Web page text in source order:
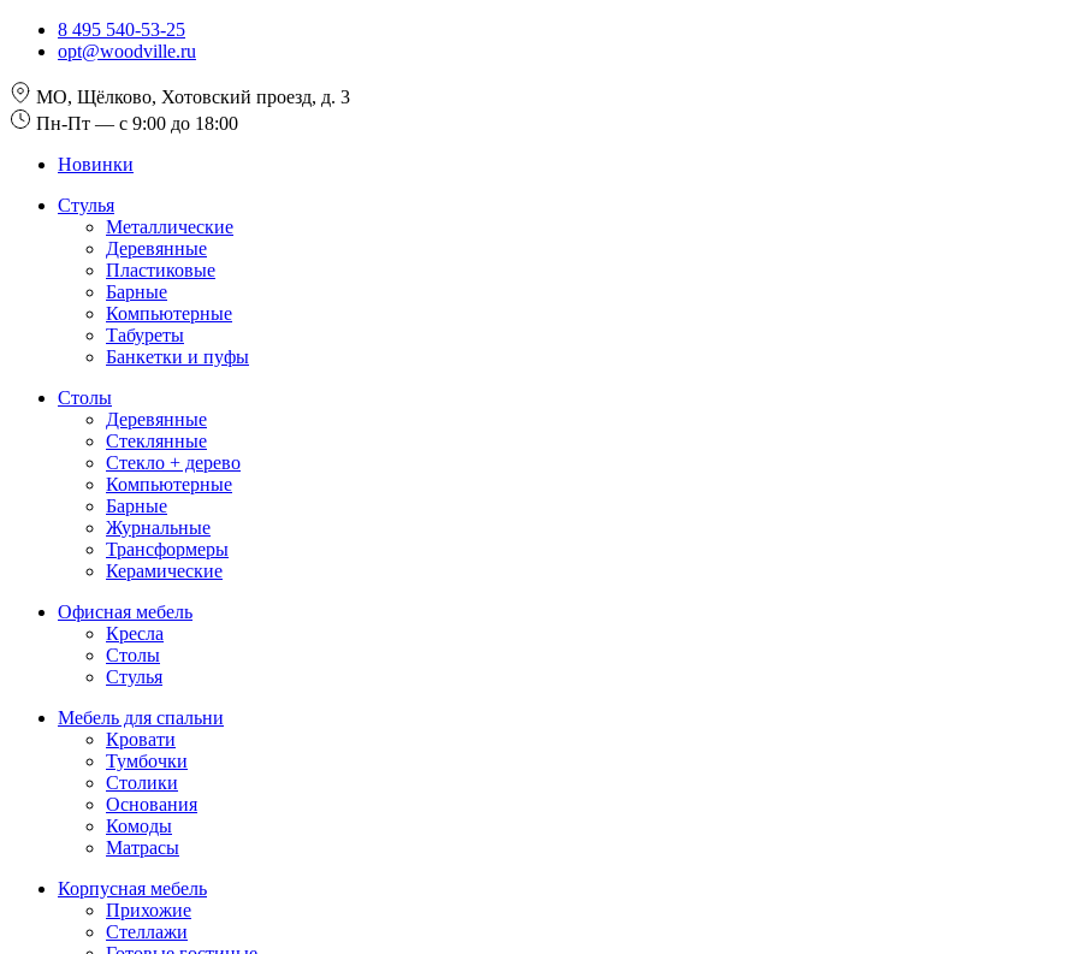
8 495 540-53-25
opt@woodville.ru
МО, Щёлково, Хотовский проезд, д. 3
Пн-Пт — с 9:00 до 18:00
Новинки
Стулья
Металлические
Деревянные
Пластиковые
Барные
Компьютерные
Табуреты
Банкетки и пуфы
Столы
Деревянные
Стеклянные
Стекло + дерево
Компьютерные
Барные
Журнальные
Трансформеры
Керамические
Офисная мебель
Кресла
Столы
Стулья
Мебель для спальни
Кровати
Тумбочки
Столики
Основания
Комоды
Матрасы
Корпусная мебель
Прихожие
Стеллажи